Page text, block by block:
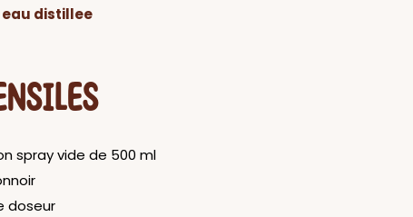
eau distillee
spray vide de 500 ml
doseur